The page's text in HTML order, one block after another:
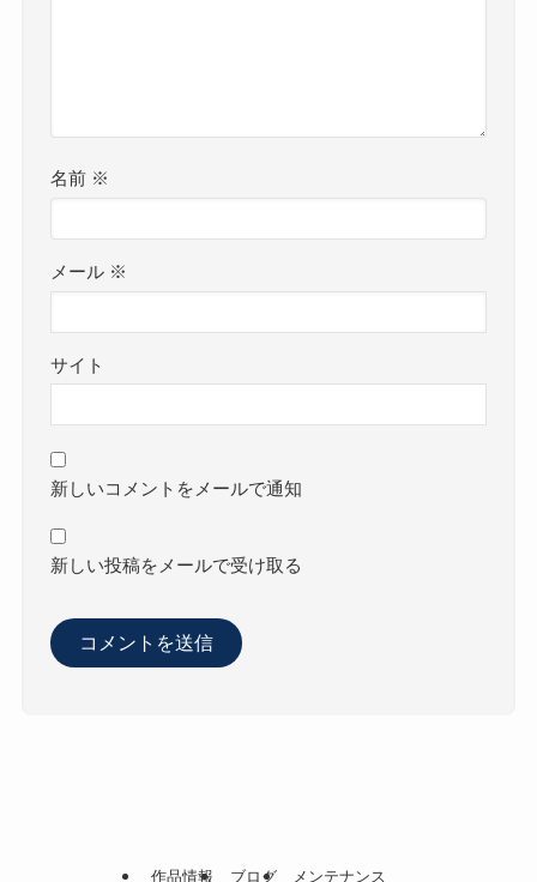
名前 ※
メール ※
サイト
新しいコメントをメールで通知
新しい投稿をメールで受け取る
作品情報 ブログ メンテナンス